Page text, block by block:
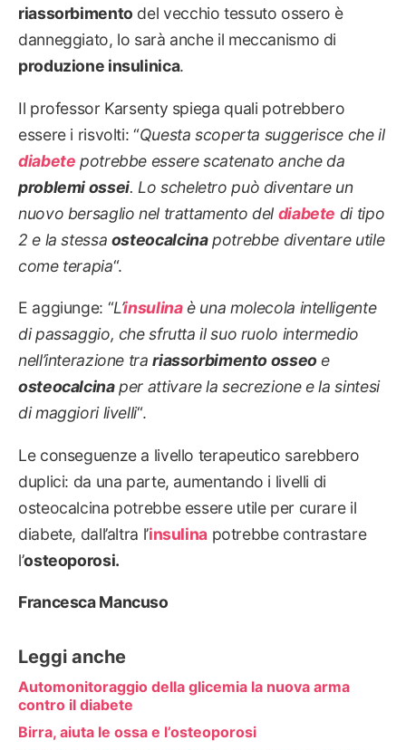
riassorbimento del vecchio tessuto ossero è
danneggiato, lo sarà anche il meccanismo di
produzione insulinica.
Il professor Karsenty spiega quali potrebbero
essere i risvolti: “Questa scoperta suggerisce che il
diabete potrebbe essere scatenato anche da
problemi ossei. Lo scheletro può diventare un
nuovo bersaglio nel trattamento del diabete di tipo
2 e la stessa osteocalcinapotrebbe diventare utile
come terapia“.
E aggiunge: “L’insulinaè una molecola intelligente
di passaggio, che sfrutta il suo ruolo intermedio
nell’interazione trariassorbimento osseo e
osteocalcinaper attivare la secrezione e la sintesi
di maggiori livelli“.
Le conseguenze a livello terapeutico sarebbero
duplici: da una parte, aumentando i livelli di
osteocalcina potrebbe essere utile per curare il
diabete, dall’altra l’insulinapotrebbe contrastare
l’osteoporosi.
Francesca Mancuso
Leggi anche
Automonitoraggio della glicemia la nuova arma
contro il diabete
Birra, aiuta le ossa e l’osteoporosi